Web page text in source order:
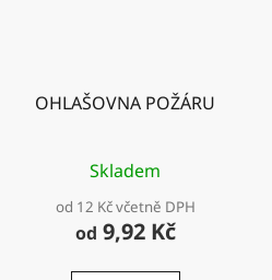
OHLAŠOVNA POŽÁRU
Skladem
od 12 Kč včetně DPH
od 9,92 Kč